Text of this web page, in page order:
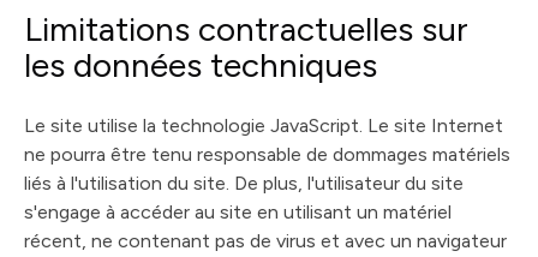
Limitations contractuelles sur
les données techniques
Le site utilise la technologie JavaScript. Le site Internet
ne pourra être tenu responsable de dommages matériels
liés à l'utilisation du site. De plus, l'utilisateur du site
s'engage à accéder au site en utilisant un matériel
récent, ne contenant pas de virus et avec un navigateur